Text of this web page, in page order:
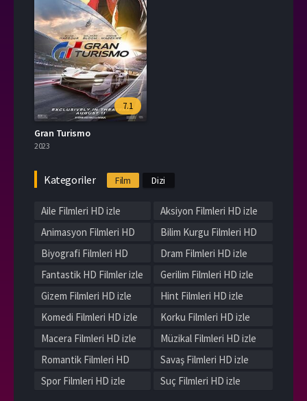
7.1
Gran Turismo
2023
Kategoriler Film Dizi
Aile Filmleri HD izle
Aksiyon Filmleri HD izle
Animasyon Filmleri HD
izle
Bilim Kurgu Filmleri HD
izle
Biyografi Filmleri HD
izle
Dram Filmleri HD izle
Fantastik HD Filmler izle
Gerilim Filmleri HD izle
Gizem Filmleri HD izle
Hint Filmleri HD izle
Komedi Filmleri HD izle
Korku Filmleri HD izle
Macera Filmleri HD izle
Müzikal Filmleri HD izle
Romantik Filmleri HD
izle
Savaş Filmleri HD izle
Spor Filmleri HD izle
Suç Filmleri HD izle